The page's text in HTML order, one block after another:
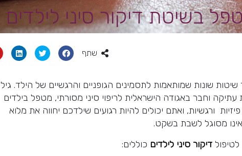
בשיטת דיקור סיני לילדים
שתף
שונות שמותאמות לתסמינים הגופניים והרגשיים של הילד. גיל
וחבר באגודה הישראלית לריפוי סיני מסורתי, מטפל בילדים
ורגשיות, ואתם יכולים להיות רגועים שילדכם יחווה את מלוא
מסוגל לשבת בשקט.
דיקור סיני לילדים כוללים: